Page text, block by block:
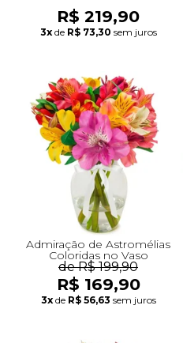
R$ 219,90
3x de R$ 73,30 sem juros
Admiração de Astromélias
Coloridas no Vaso
de R$ 199,90
R$ 169,90
3x de R$ 56,63 sem juros